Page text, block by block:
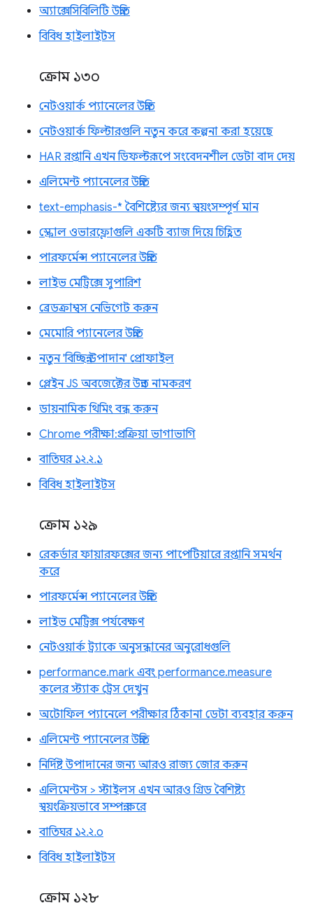
অ্যাক্সেসিবিলিটি উন্নতি
বিবিধ হাইলাইটস
ক্রোম ১৩০
নেটওয়ার্ক প্যানেলের উন্নতি
নেটওয়ার্ক ফিল্টারগুলি নতুন করে কল্পনা করা হয়েছে
HAR রপ্তানি এখন ডিফল্টরূপে সংবেদনশীল ডেটা বাদ দেয়
এলিমেন্ট প্যানেলের উন্নতি
text-emphasis-* বৈশিষ্ট্যের জন্য স্বয়ংসম্পূর্ণ মান
স্ক্রোল ওভারফ্লোগুলি একটি ব্যাজ দিয়ে চিহ্নিত
পারফর্মেন্স প্যানেলের উন্নতি
লাইভ মেট্রিক্সে সুপারিশ
ব্রেডক্রাম্বস নেভিগেট করুন
মেমোরি প্যানেলের উন্নতি
নতুন 'বিচ্ছিন্ন উপাদান' প্রোফাইল
প্লেইন JS অবজেক্টের উন্নত নামকরণ
ডায়নামিক থিমিং বন্ধ করুন
Chrome পরীক্ষা: প্রক্রিয়া ভাগাভাগি
বাতিঘর ১২.২.১
বিবিধ হাইলাইটস
ক্রোম ১২৯
রেকর্ডার ফায়ারফক্সের জন্য পাপেটিয়ারে রপ্তানি সমর্থন
করে
পারফর্মেন্স প্যানেলের উন্নতি
লাইভ মেট্রিক্স পর্যবেক্ষণ
নেটওয়ার্ক ট্র্যাকে অনুসন্ধানের অনুরোধগুলি
performance.mark এবং performance.measure
কলের স্ট্যাক ট্রেস দেখুন
অটোফিল প্যানেলে পরীক্ষার ঠিকানা ডেটা ব্যবহার করুন
এলিমেন্ট প্যানেলের উন্নতি
নির্দিষ্ট উপাদানের জন্য আরও রাজ্য জোর করুন
এলিমেন্টস > স্টাইলস এখন আরও গ্রিড বৈশিষ্ট্য
স্বয়ংক্রিয়ভাবে সম্পন্ন করে
বাতিঘর ১২.২.০
বিবিধ হাইলাইটস
ক্রোম ১২৮